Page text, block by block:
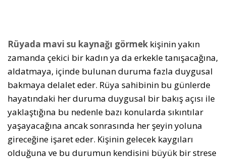
Rüyada mavi su kaynağı görmek kişinin yakın
zamanda çekici bir kadın ya da erkekle tanışacağına,
aldatmaya, içinde bulunan duruma fazla duygusal
bakmaya delalet eder. Rüya sahibinin bu günlerde
hayatındaki her duruma duygusal bir bakış açısı ile
yaklaştığına bu nedenle bazı konularda sıkıntılar
yaşayacağına ancak sonrasında her şeyin yoluna
gireceğine işaret eder. Kişinin gelecek kaygıları
olduğuna ve bu durumun kendisini büyük bir strese